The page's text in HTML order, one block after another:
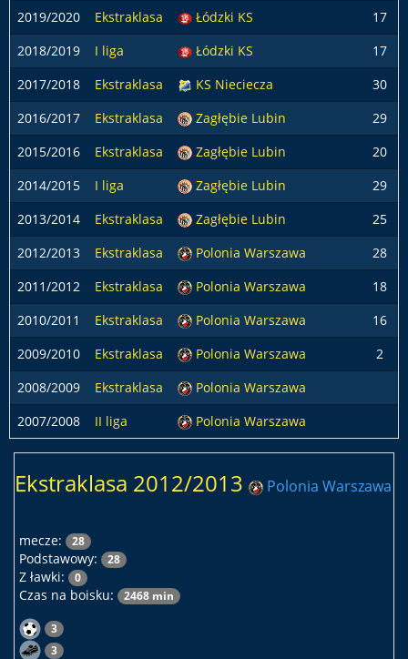
2019/2020
Ekstraklasa Łódzki KS
17
2018/2019
I liga Łódzki KS
17
2017/2018
Ekstraklasa KS Nieciecza
30
2016/2017
Ekstraklasa Zagłębie Lubin
29
2015/2016
Ekstraklasa Zagłębie Lubin
20
2014/2015
I liga Zagłębie Lubin
29
2013/2014
Ekstraklasa Zagłębie Lubin
25
2012/2013
Ekstraklasa Polonia Warszawa
28
2011/2012
Ekstraklasa Polonia Warszawa
18
2010/2011
Ekstraklasa Polonia Warszawa
16
2009/2010
Ekstraklasa Polonia Warszawa
2
2008/2009
Ekstraklasa
Polonia Warszawa
2007/2008
II liga Polonia Warszawa
Ekstraklasa 2012/2013 Polonia Warszawa
mecze: 28
Podstawowy: 28
Z ławki: 0
Czas na boisku: 2468 min
3
3